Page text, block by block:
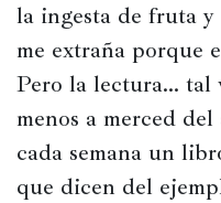
la ingesta de fruta
me extraña porque
Pero la lectura… tal
menos a merced
cada semana un
que dicen del